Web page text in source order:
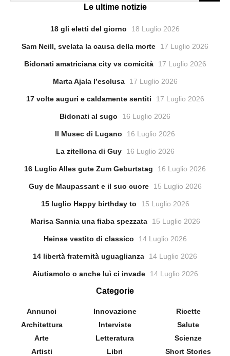
Le ultime notizie
18 gli eletti del giorno 18 Luglio 2026
Sam Neill, svelata la causa della morte 17 Luglio 2026
Bidonati amatriciana city vs comicità 17 Luglio 2026
Marta Ajala l’esclusa 17 Luglio 2026
17 volte auguri e caldamente sentiti 17 Luglio 2026
Bidonati al sugo 16 Luglio 2026
Il Musec di Lugano 16 Luglio 2026
La zitellona di Guy 16 Luglio 2026
16 Luglio Alles gute Zum Geburtstag 16 Luglio 2026
Guy de Maupassant e il suo cuore 15 Luglio 2026
15 luglio Happy birthday to 15 Luglio 2026
Marisa Sannia una fiaba spezzata 15 Luglio 2026
Heinse vestito di classico 14 Luglio 2026
14 libertà fraternità uguaglianza 14 Luglio 2026
Aiutiamolo o anche luì ci invade 14 Luglio 2026
Categorie
Annunci
Architettura
Arte
Artisti
Innovazione
Interviste
Letteratura
Libri
Ricette
Salute
Scienze
Short Stories